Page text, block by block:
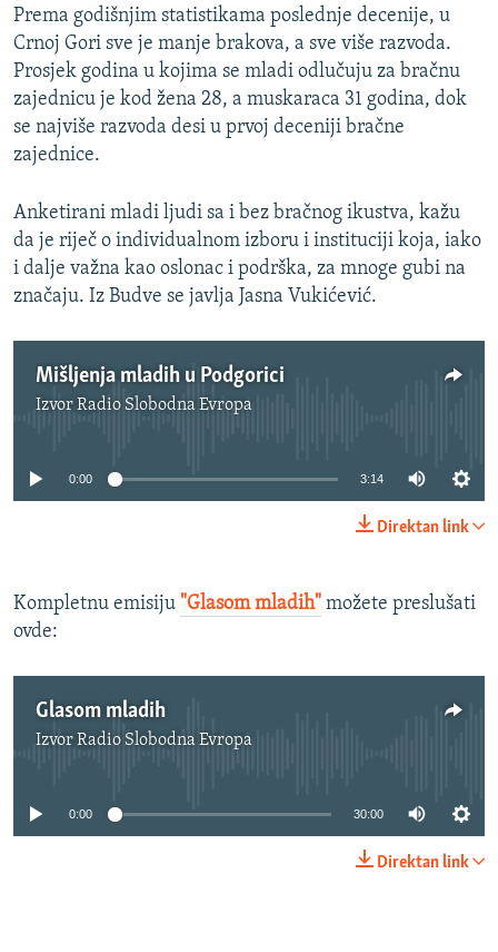
Prema godišnjim statistikama poslednje decenije, u
Crnoj Gori sve je manje brakova, a sve više razvoda.
Prosjek godina u kojima se mladi odlučuju za bračnu
zajednicu je kod žena 28, a muskaraca 31 godina, dok
se najviše razvoda desi u prvoj deceniji bračne
zajednice.
Anketirani mladi ljudi sa i bez bračnog ikustva, kažu
da je riječ o individualnom izboru i instituciji koja, iako
i dalje važna kao oslonac i podrška, za mnoge gubi na
značaju. Iz Budve se javlja Jasna Vukićević.
Mišljenja mladih u Podgorici
IzvorRadio Slobodna Evropa
No media source currently available
0:00 3:14
Direktan link
Kompletnu emisiju "Glasom mladih" možete preslušati
ovde:
Glasom mladih
IzvorRadio Slobodna Evropa
No media source currently available
0:00 30:00
Direktan link